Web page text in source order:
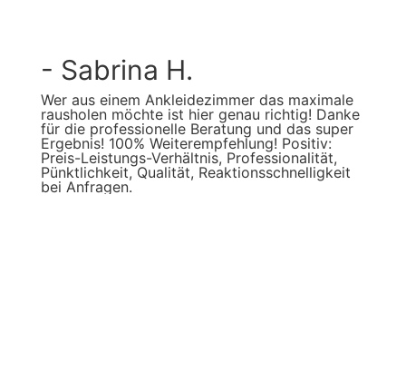
- Sabrina H.
Wer aus einem Ankleidezimmer das maximale
rausholen möchte ist hier genau richtig! Danke
für die professionelle Beratung und das super
Ergebnis! 100% Weiterempfehlung! Positiv:
Preis-Leistungs-Verhältnis, Professionalität,
Pünktlichkeit, Qualität, Reaktionsschnelligkeit
bei Anfragen.